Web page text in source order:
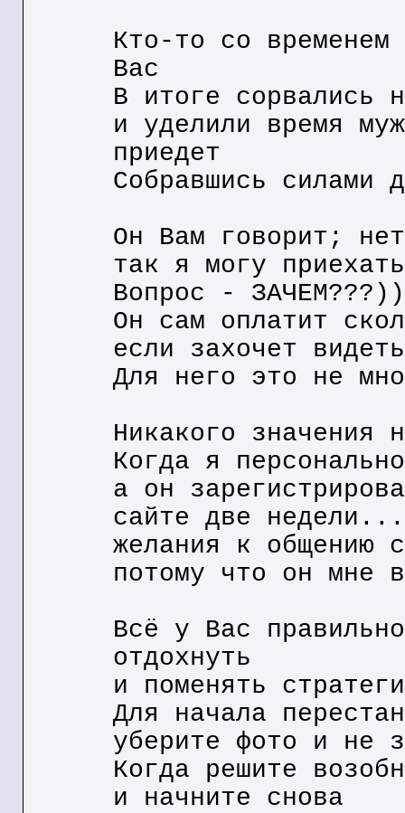
Кто-то со временем
Вас
В итоге сорвались
и уделили время
приедет
Собравшись силами
Он Вам говорит;
так я могу
Вопрос -
Он сам оплатит
если захочет
Для него это не
Никакого значения
Когда я
а он
сайте две
желания к общению
потому что он мне
Всё у Вас
отдохнуть
и поменять
Для начала
уберите фото и не
Когда решите
и начните снова